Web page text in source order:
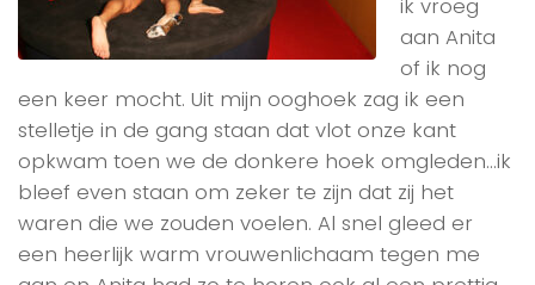
ik vroeg
aan Anita
of ik nog
een keer mocht. Uit mijn ooghoek zag ik een
stelletje in de gang staan dat vlot onze kant
opkwam toen we de donkere hoek omgleden…ik
bleef even staan om zeker te zijn dat zij het
waren die we zouden voelen. Al snel gleed er
een heerlijk warm vrouwenlichaam tegen me